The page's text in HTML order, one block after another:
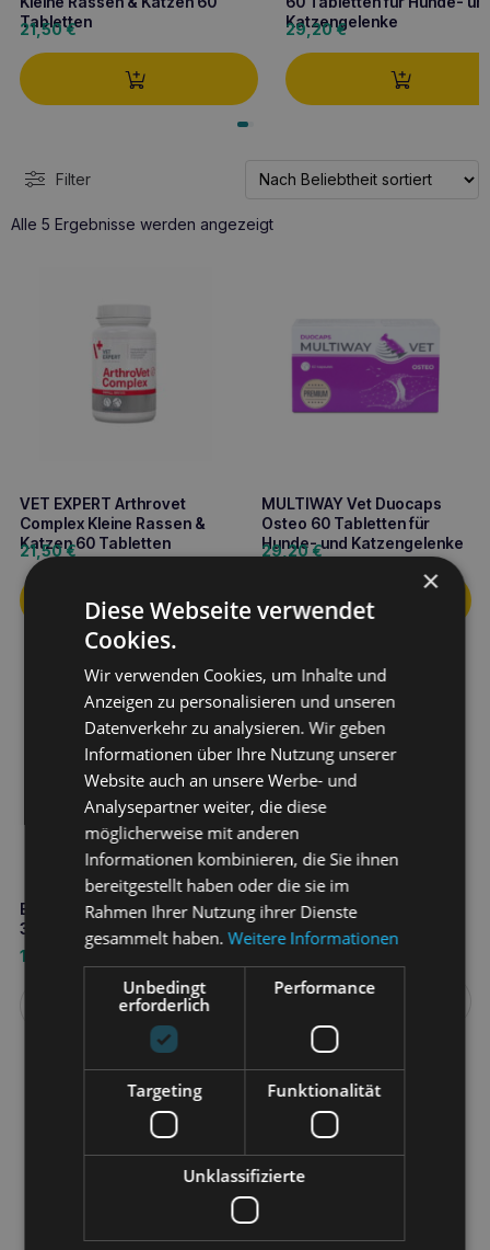
Tabletten
21,50€
Katzengelenke
29,20€
Filter
Alle 5 Ergebnisse werden angezeigtNach
VET EXPERT Arthrovet
Complex Kleine Rassen &
Katzen 60 Tabletten
21,50€
MULTIWAY Vet Duocaps
Osteo 60 Tabletten für
Hunde- und Katzengelenke
29,20€
EUROWET Vita-Vet Gelenke
30 Tabletten für Katzen
10,20
Weiterlesen
NBF Gassen Artikrill Gatto
30 Kapseln
44,30€
×
Diese Webseite verwendet
Cookies.
Wir verwenden Cookies, um Inhalte und
Anzeigen zu personalisieren und unseren
Datenverkehr zu analysieren. Wir geben
Informationen über Ihre Nutzung unserer
Website auch an unsere Werbe- und
Analysepartner weiter, die diese
möglicherweise mit anderen
Informationen kombinieren, die Sie ihnen
bereitgestellt haben oder die sie im
Rahmen Ihrer Nutzung ihrer Dienste
gesammelt haben.Weitere Informationen
Unbedingt
erforderlich
Performance
Targeting Funktionalität
Unklassifizierte